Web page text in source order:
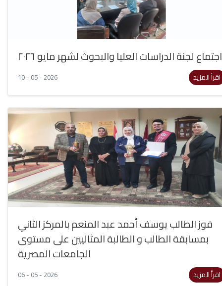
اجتماع لجنة الدراسات العليا والبحوث لشهر مايو ٢٠٢٦
10 - 05 - 2026 اقرأ المزيد
فوز الطالب يوسف أحمد عبد المنعم بالمركز الثاني
بمسابقة الطالب و الطالبة المثاليين على مستوى
الجامعات المصرية
06 - 05 - 2026 اقرأ المزيد